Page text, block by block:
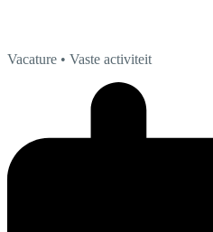
Vacature • Vaste activiteit